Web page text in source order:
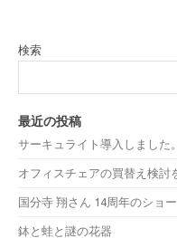
検索
最近の投稿
サーキュライト導入しました
オフィスチェアの買替え検討
国分寺 翔さん 14周年のショ
鉢と蛙と謎の花器